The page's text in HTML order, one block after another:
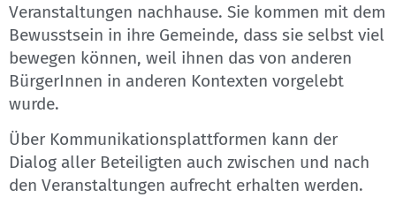
Veranstaltungen nachhause. Sie kommen mit dem
Bewusstsein in ihre Gemeinde, dass sie selbst viel
bewegen können, weil ihnen das von anderen
BürgerInnen in anderen Kontexten vorgelebt
wurde.
Über Kommunikationsplattformen kann der
Dialog aller Beteiligten auch zwischen und nach
den Veranstaltungen aufrecht erhalten werden.